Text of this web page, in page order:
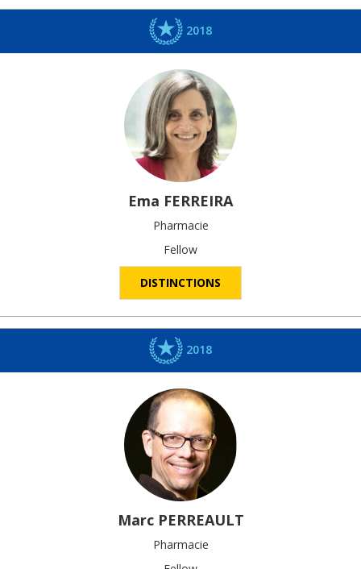
2018
Ema FERREIRA
Pharmacie
Fellow
DISTINCTIONS
2018
Marc PERREAULT
Pharmacie